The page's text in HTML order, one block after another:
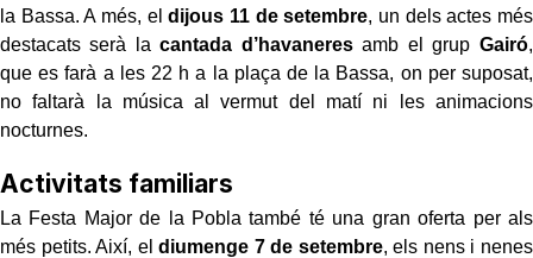
la Bassa. A més, eldijous 11 de setembre, un dels actes més
destacats serà lacantada d’havaneresamb el grup Gairó,
que es farà a les 22 h a la plaça de la Bassa, on per suposat,
no faltarà la música al vermut del matí ni les animacions
nocturnes.
Activitats familiars
La Festa Major de la Pobla també té una gran oferta per als
més petits. Així, eldiumenge 7 de setembre, els nens i nenes